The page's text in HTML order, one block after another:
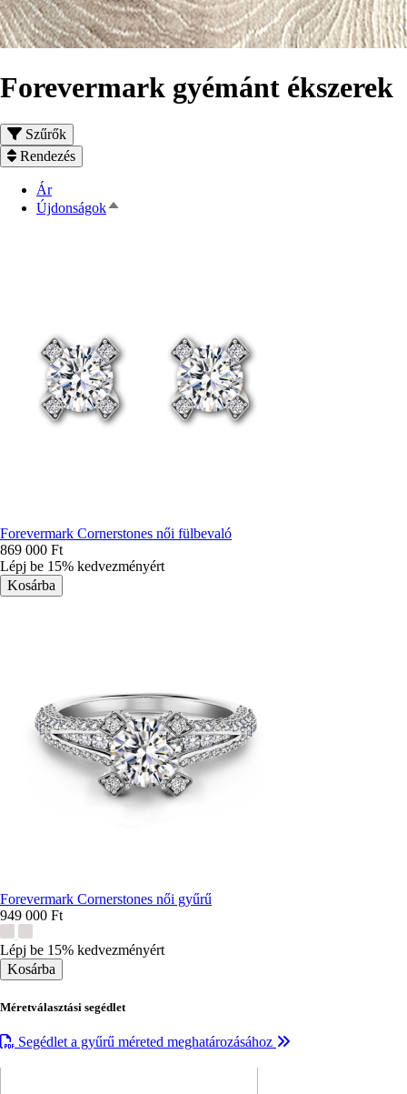
Forevermark gyémánt ékszerek
Szűrők
Rendezés
Ár
ÚjdonságokCsökkenő
Forevermark Cornerstones női fülbevaló
869 000 Ft
Lépj be 15% kedvezményért
Forevermark Cornerstones női gyűrű
949 000 Ft
színek:
Lépj be 15% kedvezményért
Méretválasztási segédlet
Segédlet a gyűrű méreted meghatározásához